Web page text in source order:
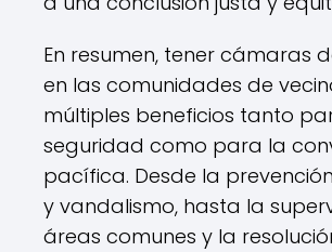
En resumen, tener cámaras
en las comunidades de
múltiples beneficios tanto
seguridad como para la
pacífica. Desde la
y vandalismo, hasta la
áreas comunes y la